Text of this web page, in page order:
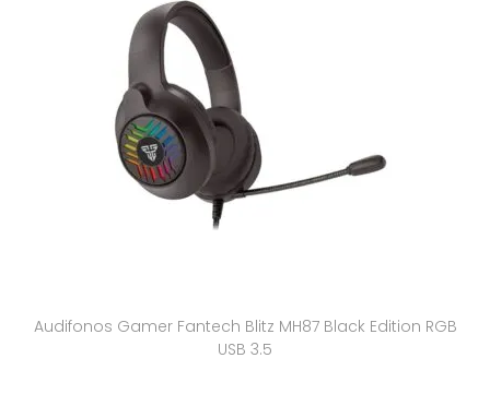
Audifonos Gamer Fantech Blitz MH87 Black Edition RGB
USB 3.5